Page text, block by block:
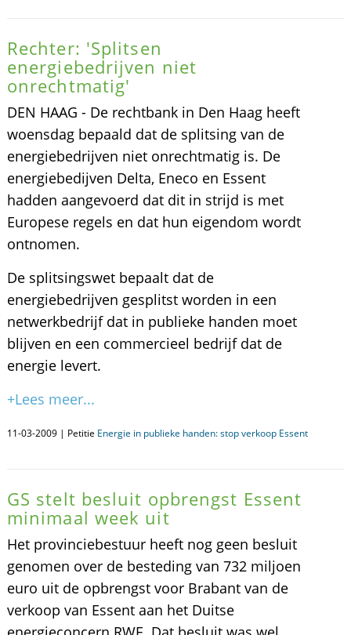
Rechter: 'Splitsen
energiebedrijven niet
onrechtmatig'
DEN HAAG - De rechtbank in Den Haag heeft
woensdag bepaald dat de splitsing van de
energiebedrijven niet onrechtmatig is. De
energiebedijven Delta, Eneco en Essent
hadden aangevoerd dat dit in strijd is met
Europese regels en dat hun eigendom wordt
ontnomen.
De splitsingswet bepaalt dat de
energiebedrijven gesplitst worden in een
netwerkbedrijf dat in publieke handen moet
blijven en een commercieel bedrijf dat de
energie levert.
+Lees meer...
11-03-2009 | Petitie Energie in publieke handen: stop verkoop Essent
GS stelt besluit opbrengst Essent
minimaal week uit
Het provinciebestuur heeft nog geen besluit
genomen over de besteding van 732 miljoen
euro uit de opbrengst voor Brabant van de
verkoop van Essent aan het Duitse